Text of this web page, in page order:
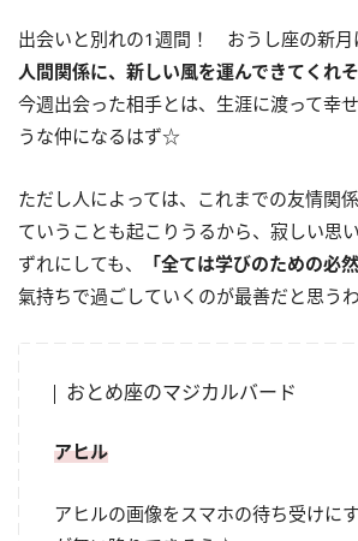
出会いと別れの1週間！ おうし座の新月
人間関係に、新しい風を運んできてくれ
今週出会った相手とは、生涯に渡って幸
うな仲になるはず☆
ただし人によっては、これまでの友情関
ていうことも起こりうるから、寂しい思
ずれにしても、
「全ては学びのための必然
氣持ちで過ごしていくのが最善だと思う
おとめ座のマジカルバード
アヒル
アヒルの画像をスマホの待ち受けに